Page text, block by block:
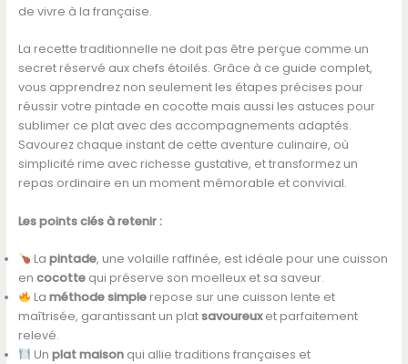
de vivre à la française.
La recette traditionnelle ne doit pas être perçue comme un
secret réservé aux chefs étoilés. Grâce à ce guide complet,
vous apprendrez non seulement les étapes précises pour
réussir votre pintade en cocotte mais aussi les astuces pour
sublimer ce plat avec des accompagnements adaptés.
Savourez chaque instant de cette aventure culinaire, où
simplicité rime avec richesse gustative, et transformez un
repas ordinaire en un moment mémorable et convivial.
Les points clés à retenir :
Lapintade, une volaille raffinée, est idéale pour une cuisson
en cocottequi préserve son moelleux et sa saveur.
Laméthode simplerepose sur une cuisson lente et
maîtrisée, garantissant un platsavoureuxet parfaitement
relevé.
Unplat maison qui allie traditions françaises et